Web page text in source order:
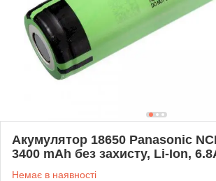
Акумулятор 18650 Panasonic
3400 mAh без захисту, Li-Ion,
Немає в наявності